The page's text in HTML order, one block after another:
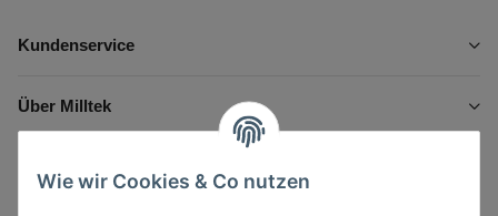
Wie wir Cookies & Co nutzen
Kundenservice
Über Milltek